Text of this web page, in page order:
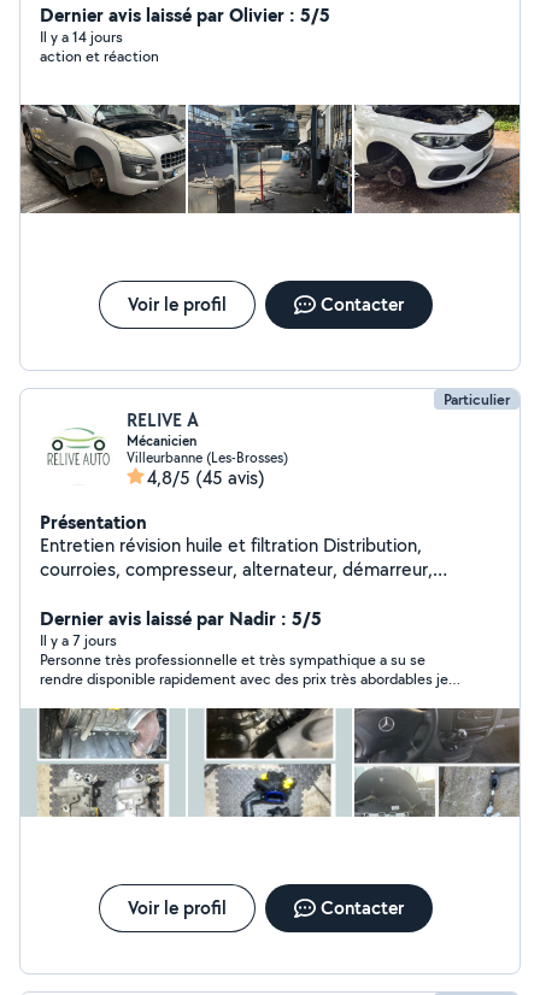
Dernier avis laissé par Olivier : 5/5
Il y a 14 jours
action et réaction
Voir le profil Contacter
Particulier
RELIVE A
Mécanicien
Villeurbanne (Les-Brosses)
4,8/5 (45 avis)
Présentation
Entretien révision huile et filtration Distribution,
courroies, compresseur, alternateur, démarreur,
suspension, amortisseur, bras de suspension, rotule,
biellettes, colonne de direction, contacteur tournant,
Freins disques, plaquettes ,pédale, servofrein, abs, frein
de stationnement, batterie, système de charge,
système de démarrage. Recharge climatisation,
recherche de fuite R134a.. Contactez moi pour plus d'
infos et pour les tarifs.
Dernier avis laissé par Nadir : 5/5
Il y a 7 jours
Personne très professionnelle et très sympathique a su se
rendre disponible rapidement avec des prix très abordables je
Voir le profil Contacter